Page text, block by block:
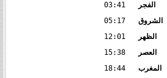
الفجر
03:41
الشروق
05:17
الظهر
12:01
العصر
15:38
المغرب
18:44